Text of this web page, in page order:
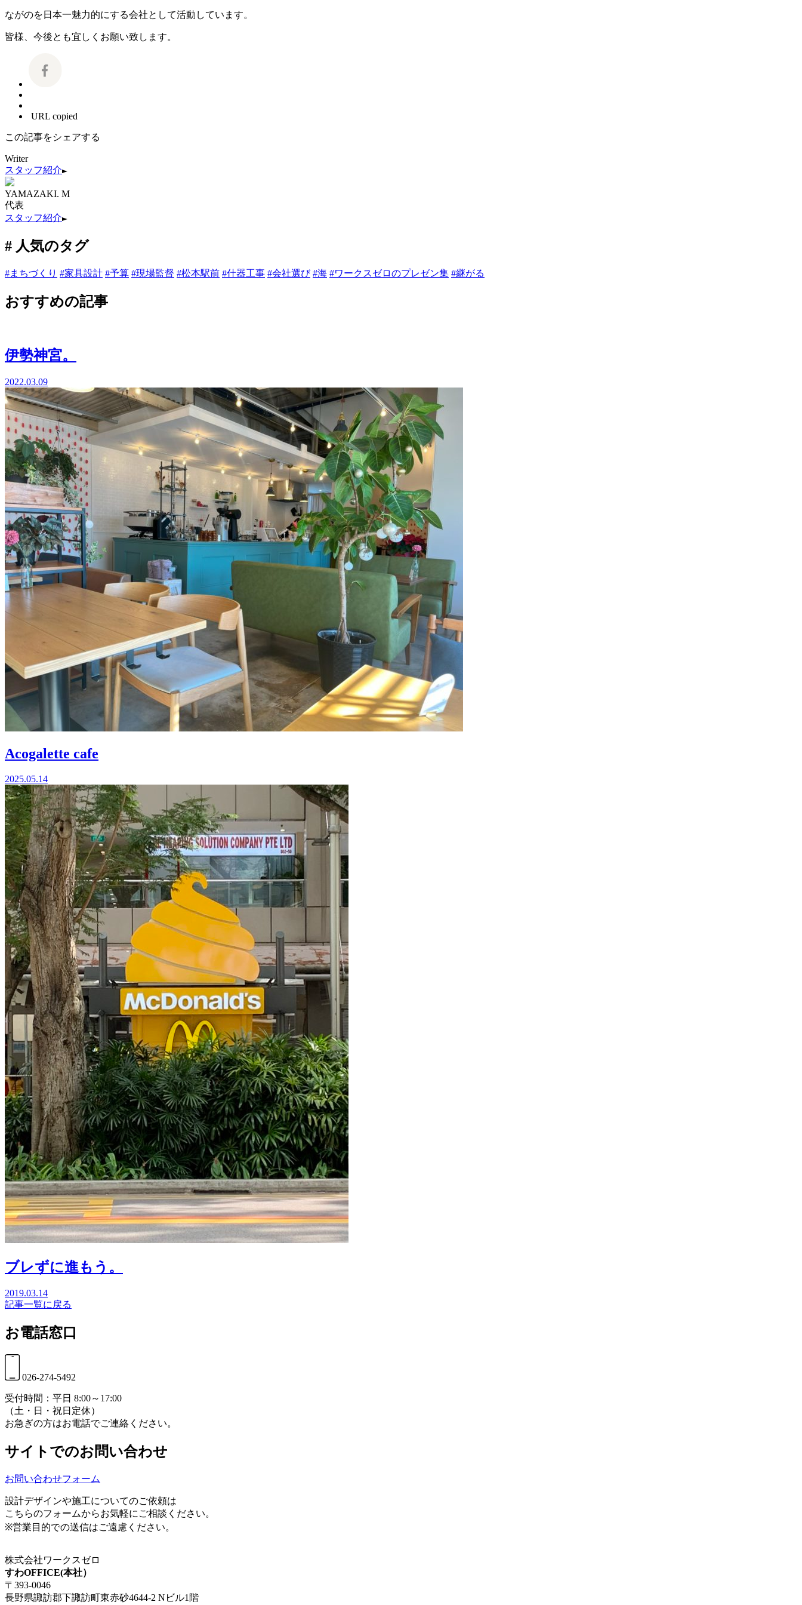
ながのを日本一魅力的にする会社として活動しています。
皆様、今後とも宜しくお願い致します。
URL copied
この記事をシェアする
Writer
スタッフ紹介
YAMAZAKI. M
代表
スタッフ紹介
# 人気のタグ
#まちづくり #家具設計 #予算 #現場監督 #松本駅前 #什器工事 #会社選び #海 #ワークスゼロのプレゼン集 #継がる
おすすめの記事
伊勢神宮。
2022.03.09
Acogalette cafe
2025.05.14
ブレずに進もう。
2019.03.14
記事一覧に戻る
お電話窓口
026-274-5492
受付時間：平日 8:00～17:00
（土・日・祝日定休）
お急ぎの方はお電話でご連絡ください。
サイトでのお問い合わせ
お問い合わせフォーム
設計デザインや施工についてのご依頼は
こちらのフォームからお気軽にご相談ください。
※営業目的での送信はご遠慮ください。
株式会社ワークスゼロ
すわOFFICE(本社）
〒393-0046
長野県諏訪郡下諏訪町東赤砂4644-2 Nビル1階